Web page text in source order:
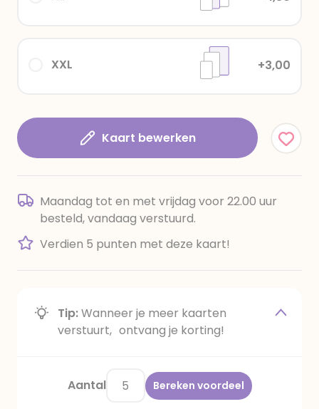
XXL +3,00
Kaart bewerken
Maandag tot en met vrijdag voor 22.00 uur
besteld, vandaag verstuurd.
Verdien 5 punten met deze kaart!
Tip:Wanneer je meer kaarten
verstuurt, ontvang je korting!
Aantal Bereken voordeel